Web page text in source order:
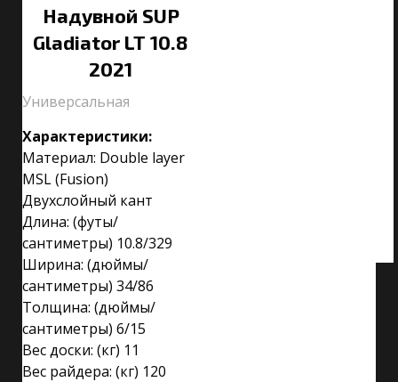
Надувной SUP
Gladiator LT 10.8
2021
Универсальная
Характеристики:
Материал: Double layer
MSL (Fusion)
Двухслойный кант
Длина: (футы/
сантиметры) 10.8/329
Ширина: (дюймы/
сантиметры) 34/86
Толщина: (дюймы/
сантиметры) 6/15
Вес доски: (кг) 11
Вес райдера: (кг) 120